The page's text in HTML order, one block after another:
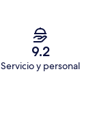
9.2
Servicio y personal